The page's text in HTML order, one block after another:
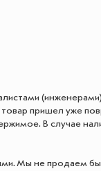
товар пришел уже
В случае
Мы не продаем